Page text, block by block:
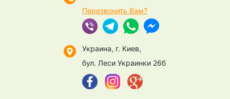
Перезвонить Вам?
Украина, г. Киев,
бул. Леси Украинки 26б